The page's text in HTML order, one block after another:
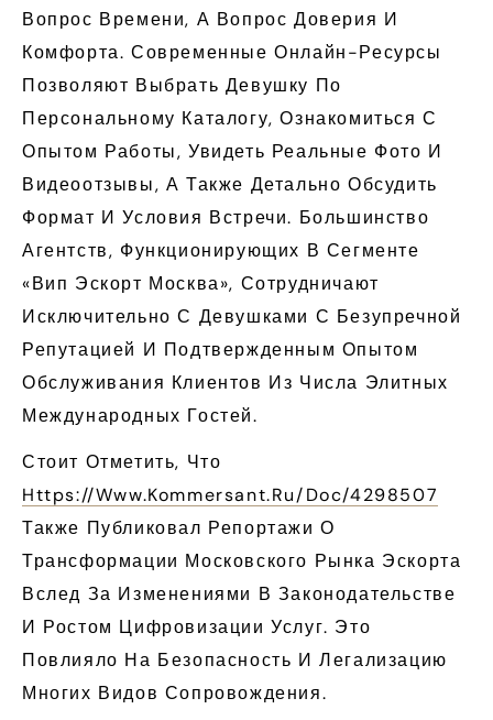
Вопрос Времени, А Вопрос Доверия И
Комфорта. Современные Онлайн-Ресурсы
Позволяют Выбрать Девушку По
Персональному Каталогу, Ознакомиться С
Опытом Работы, Увидеть Реальные Фото И
Видеоотзывы, А Также Детально Обсудить
Формат И Условия Встречи. Большинство
Агентств, Функционирующих В Сегменте
«вип Эскорт Москва», Сотрудничают
Исключительно С Девушками С Безупречной
Репутацией И Подтвержденным Опытом
Обслуживания Клиентов Из Числа Элитных
Международных Гостей.
Стоит Отметить, Что
Https://www.kommersant.ru/doc/4298507
Также Публиковал Репортажи О
Трансформации Московского Рынка Эскорта
Вслед За Изменениями В Законодательстве
И Ростом Цифровизации Услуг. Это
Повлияло На Безопасность И Легализацию
Многих Видов Сопровождения.